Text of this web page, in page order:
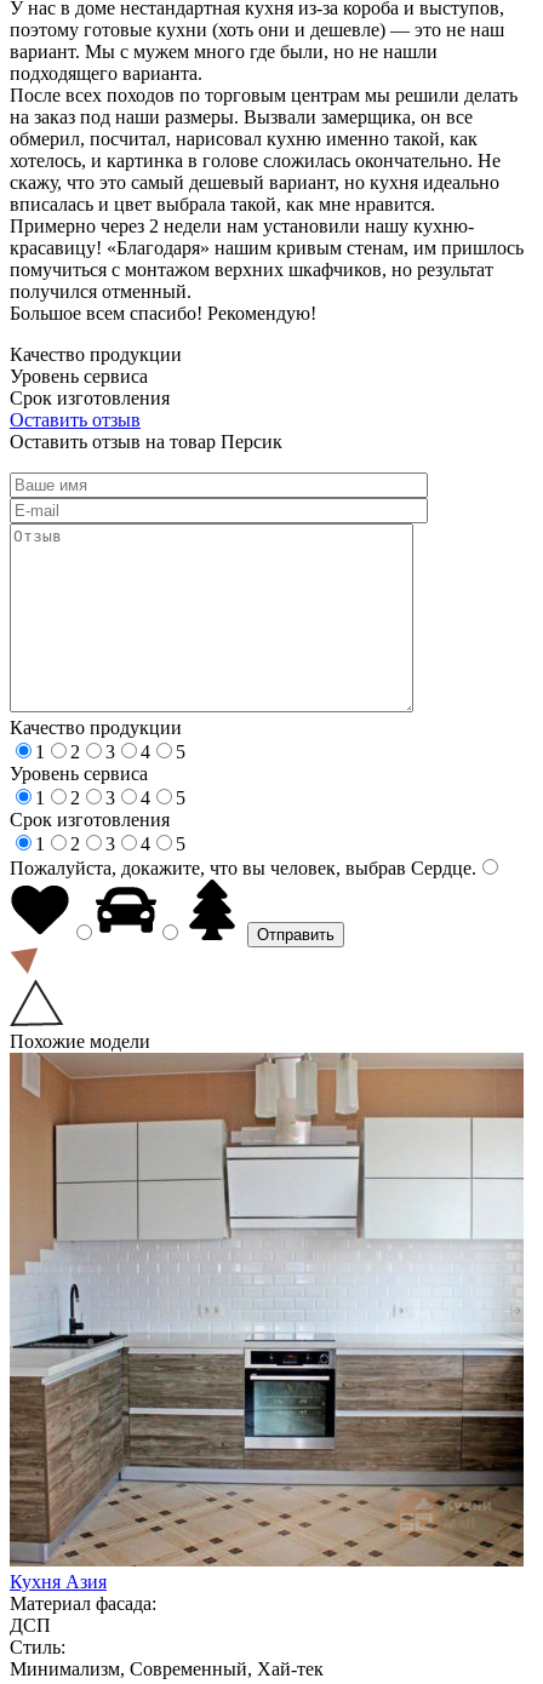
У нас в доме нестандартная кухня из-за короба и выступов,
поэтому готовые кухни (хоть они и дешевле) — это не наш
вариант. Мы с мужем много где были, но не нашли
подходящего варианта.
После всех походов по торговым центрам мы решили делать
на заказ под наши размеры. Вызвали замерщика, он все
обмерил, посчитал, нарисовал кухню именно такой, как
хотелось, и картинка в голове сложилась окончательно. Не
скажу, что это самый дешевый вариант, но кухня идеально
вписалась и цвет выбрала такой, как мне нравится.
Примерно через 2 недели нам установили нашу кухню-
красавицу! «Благодаря» нашим кривым стенам, им пришлось
помучиться с монтажом верхних шкафчиков, но результат
получился отменный.
Большое всем спасибо! Рекомендую!
Качество продукции
Уровень сервиса
Срок изготовления
Оставить отзыв
Оставить отзыв на товар Персик
Качество продукции
1
2 3 4
5
Уровень сервиса
1
2 3 4
5
Срок изготовления
1
2 3 4
5
Пожалуйста, докажите, что вы человек, выбрав Сердце.
Похожие модели
Кухня Азия
Материал фасада:
ДСП
Стиль:
Минимализм, Современный, Хай-тек